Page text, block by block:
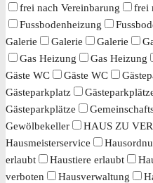
frei nach Vereinbarung
frei
Fussbodenheizung
Galerie
Galerie Galerie
Gas Heizung
Gas Heizung
Gäste WC
Gäste WC
Gästeparkplatz
Gästeparkplätze
Gewölbekeller
HAUS ZU
Hausmeisterservice
erlaubt
Haustiere erlaubt
verboten
Hausverwaltung